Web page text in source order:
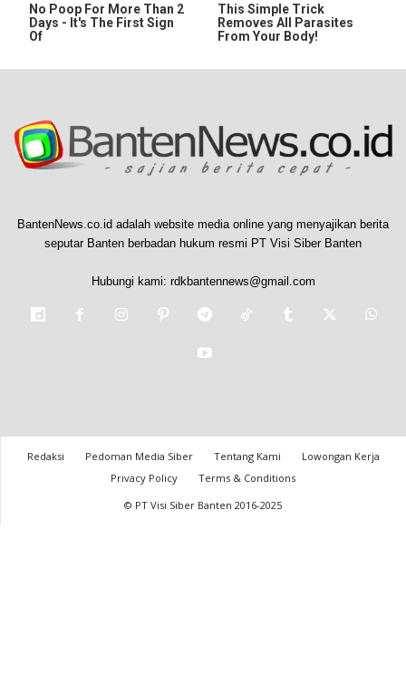
No Poop For More Than 2
Days - It's The First Sign
Of
This Simple Trick
Removes All Parasites
From Your Body!
BantenNews.co.id adalah website media online yang menyajikan berita
seputar Banten berbadan hukum resmi PT Visi Siber Banten
Hubungi kami: rdkbantennews@gmail.com
Redaksi Pedoman Media Siber Tentang Kami
Lowongan Kerja
Privacy Policy
Terms & Conditions
© PT Visi Siber Banten 2016-2025